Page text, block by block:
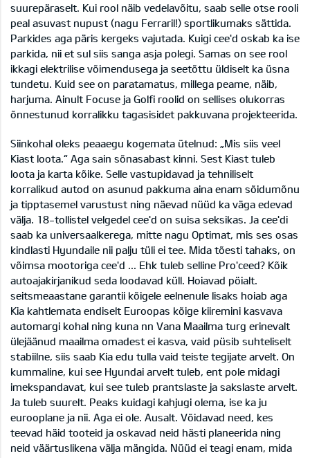
suurepäraselt. Kui rool näib vedelavõitu, saab selle otse rooli
peal asuvast nupust (nagu Ferraril!) sportlikumaks sättida.
Parkides aga päris kergeks vajutada. Kuigi cee'd oskab ka ise
parkida, nii et sul siis sanga asja polegi. Samas on see rool
ikkagi elektrilise võimendusega ja seetõttu üldiselt ka üsna
tundetu. Kuid see on paratamatus, millega peame, näib,
harjuma. Ainult Focuse ja Golfi roolid on sellises olukorras
õnnestunud korralikku tagasisidet pakkuvana projekteerida.
Siinkohal oleks peaaegu kogemata ütelnud: „Mis siis veel
Kiast loota.“ Aga sain sõnasabast kinni. Sest Kiast tuleb
loota ja karta kõike. Selle vastupidavad ja tehniliselt
korralikud autod on asunud pakkuma aina enam sõidumõnu
ja tipptasemel varustust ning näevad nüüd ka väga edevad
välja. 18-tollistel velgedel cee'd on suisa seksikas. Ja cee'di
saab ka universaalkerega, mitte nagu Optimat, mis ses osas
kindlasti Hyundaile nii palju tüli ei tee. Mida tõesti tahaks, on
võimsa mootoriga cee'd ... Ehk tuleb selline Pro'ceed? Kõik
autoajakirjanikud seda loodavad küll. Hoiavad pöialt.
seitsmeaastane garantii kõigele eelnenule lisaks hoiab aga
Kia kahtlemata endiselt Euroopas kõige kiiremini kasvava
automargi kohal ning kuna nn Vana Maailma turg erinevalt
ülejäänud maailma omadest ei kasva, vaid püsib suhteliselt
stabiilne, siis saab Kia edu tulla vaid teiste tegijate arvelt. On
kummaline, kui see Hyundai arvelt tuleb, ent pole midagi
imekspandavat, kui see tuleb prantslaste ja sakslaste arvelt.
Ja tuleb suurelt. Peaks kuidagi kahjugi olema, ise ka ju
eurooplane ja nii. Aga ei ole. Ausalt. Võidavad need, kes
teevad häid tooteid ja oskavad neid hästi planeerida ning
neid väärtuslikena välja mängida. Nüüd ei teagi enam, mida